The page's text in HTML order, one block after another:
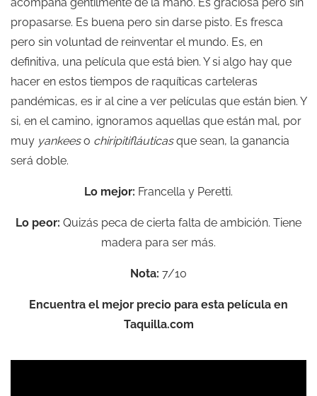
propasarse. Es buena pero sin darse pisto. Es fresca
pero sin voluntad de reinventar el mundo. Es, en
definitiva, una película que está bien. Y si algo hay que
hacer en estos tiempos de raquíticas carteleras
pandémicas, es ir al cine a ver películas que están bien. Y
si, en el camino, ignoramos aquellas que están mal, por
muy yankeeso chiripitifláuticasque sean, la ganancia
será doble.
Lo mejor: Francella y Peretti.
Lo peor: Quizás peca de cierta falta de ambición. Tiene
madera para ser más.
Nota: 7/10
Encuentra el mejor precio para esta película en
Taquilla.com